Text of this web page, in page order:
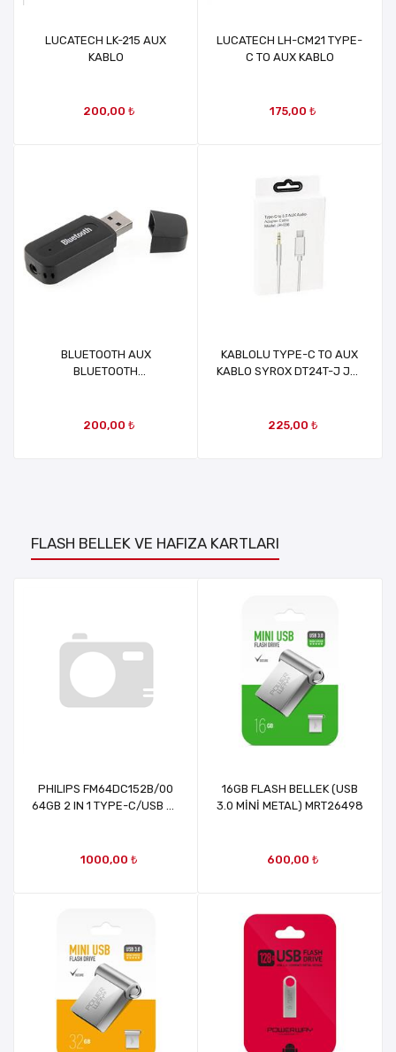
LUCATECH LK-215 AUX
KABLO
200,00 ₺
LUCATECH LH-CM21 TYPE-
C TO AUX KABLO
175,00 ₺
BLUETOOTH AUX
BLUETOOTH
POWERMASTER & MTL
200,00 ₺
KABLOLU TYPE-C TO AUX
KABLO SYROX DT24T-J JH-
225,00 ₺
FLASH BELLEK VE HAFIZA KARTLARI
PHILIPS FM64DC152B/00
64GB 2 IN 1 TYPE-C/USB 3.1
1000,00 ₺
16GB FLASH BELLEK (USB
3.0 MİNİ METAL) MRT26498
600,00 ₺